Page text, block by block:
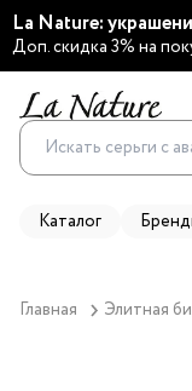
La Nature:
Доп. скидка 3% на
Каталог
Главная Элитная